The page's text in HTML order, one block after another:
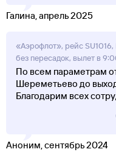
Галина, апрель 2025
«Аэрофлот», рейс
без пересадок, вылет в
По всем параметрам
Шереметьево до
Благодарим всех
Аноним, сентябрь 2024